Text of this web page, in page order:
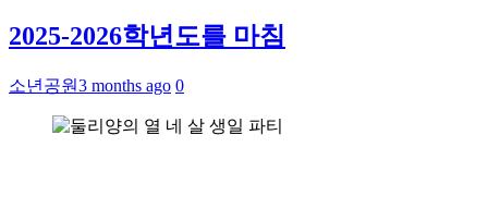
2025-2026학년도를 마침
소년공원3 months ago 0